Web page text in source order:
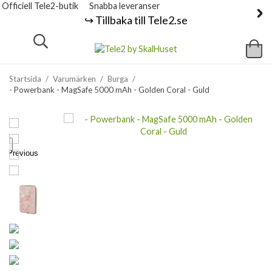
Officiell Tele2-butik Snabba leveranser
↪️ Tillbaka till Tele2.se
Startsida / Varumärken / Burga /
- Powerbank - MagSafe 5000 mAh - Golden Coral - Guld
Previous